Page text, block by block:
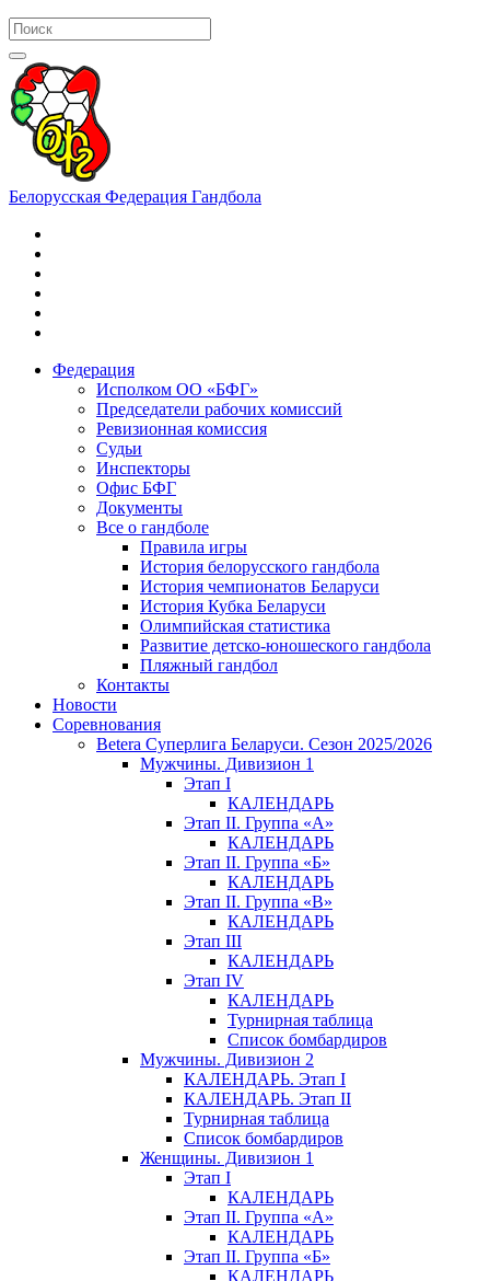
Белорусская Федерация Гандбола
Федерация
Исполком ОО «БФГ»
Председатели рабочих комиссий
Ревизионная комиссия
Судьи
Инспекторы
Офис БФГ
Документы
Все о гандболе
Правила игры
История белорусского гандбола
История чемпионатов Беларуси
История Кубка Беларуси
Олимпийская статистика
Развитие детско-юношеского гандбола
Пляжный гандбол
Контакты
Новости
Соревнования
Betera Суперлига Беларуси. Сезон 2025/2026
Мужчины. Дивизион 1
Этап I
КАЛЕНДАРЬ
Этап II. Группа «А»
КАЛЕНДАРЬ
Этап II. Группа «Б»
КАЛЕНДАРЬ
Этап II. Группа «В»
КАЛЕНДАРЬ
Этап III
КАЛЕНДАРЬ
Этап IV
КАЛЕНДАРЬ
Турнирная таблица
Список бомбардиров
Мужчины. Дивизион 2
КАЛЕНДАРЬ. Этап I
КАЛЕНДАРЬ. Этап II
Турнирная таблица
Список бомбардиров
Женщины. Дивизион 1
Этап I
КАЛЕНДАРЬ
Этап II. Группа «А»
КАЛЕНДАРЬ
Этап II. Группа «Б»
КАЛЕНДАРЬ